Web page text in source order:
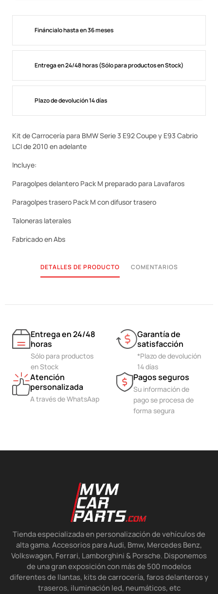
Fináncialo hasta en 36 meses
Entrega en 24/48 horas (Sólo para productos en Stock)
Plazo de devolución 14 días
Kit de Carrocería para BMW Serie 3 E92 Coupe y E93 Cabrio
LCI de 2010 en adelante
Incluye:
Paragolpes delantero Pack M preparado para Lavafaros
Paragolpes trasero Pack M con difusor trasero
Taloneras laterales
Fabricado en Abs
DETALLES DE PRODUCTO COMENTARIOS
Entrega en 24/48
horas
Sólo para productos
en Stock
Garantía de
satisfacción
*Plazo de devolución
14 días
Atención
personalizada
A través de WhatsAap
Pagos seguros
Su información de
pago se procesa de
forma segura
Tienda especializada en personalización de vehículos de
alta gama. Accesorios para Audi, Bmw, Mercedes Benz,
Volkswagen, Ferrari, Lamborghini & Porsche. Disponemos
de una gran exposición con más de 500 modelos
diferentes de llantas, kits de carrocería, faros delanteros y
traseros, iluminación led, neumáticos, etc